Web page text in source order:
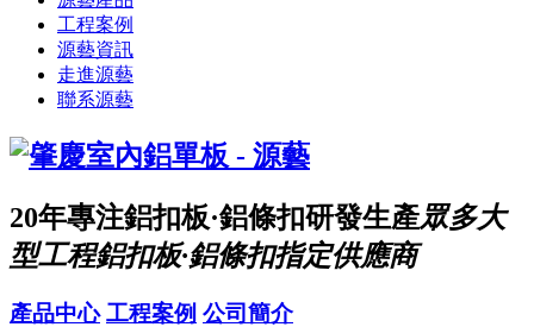
工程案例
源藝資訊
走進源藝
聯系源藝
20年專注鋁扣板·鋁條扣研發生產眾多大
型工程鋁扣板·鋁條扣指定供應商
產品中心 工程案例 公司簡介